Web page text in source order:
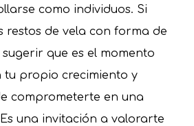
como individuos. Si
restos de vela con forma de
que es el momento
tu propio crecimiento y
comprometerte en una
una invitación a valorarte